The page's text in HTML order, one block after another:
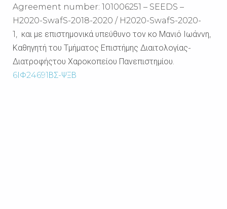
Agreement number: 101006251 – SEEDS –
H2020-SwafS-2018-2020 / H2020-SwafS-2020-
1, και με επιστημονικά υπεύθυνο τον κο Μανιό Ιωάννη,
Καθηγητή του Τμήματος Επιστήμης Διαιτολογίας-
Διατροφήςτου Χαροκοπείου Πανεπιστημίου.
6ΙΦ24691ΒΣ-ΨΞΒ